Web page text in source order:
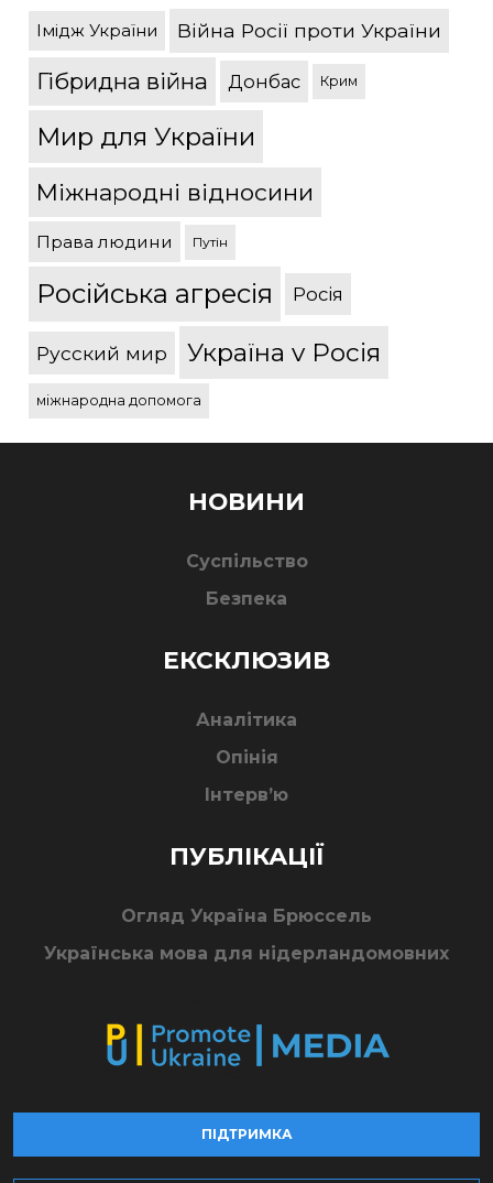
Імідж України Війна Росії проти України
Гібридна війна Донбас Крим
Мир для України
Міжнародні відносини
Права людини Путін
Російська агресія Росія
Русский мир Україна v Росія
міжнародна допомога
НОВИНИ
Суспільство
Безпека
ЕКСКЛЮЗИВ
Аналітика
Опінія
Інтерв’ю
ПУБЛІКАЦІЇ
Огляд Україна Брюссель
Українська мова для нідерландомовних
ПІДТРИМКА